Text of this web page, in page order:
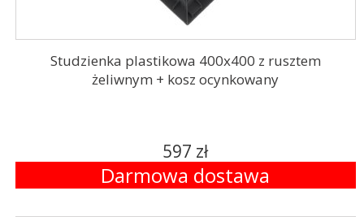
Studzienka plastikowa 400x400 z rusztem
żeliwnym + kosz ocynkowany
597 zł
Darmowa dostawa